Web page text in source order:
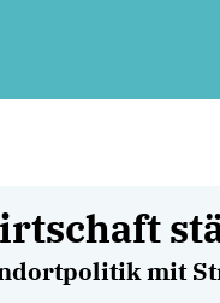
mit